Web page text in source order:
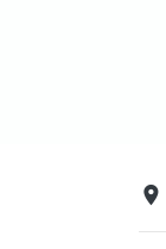
place